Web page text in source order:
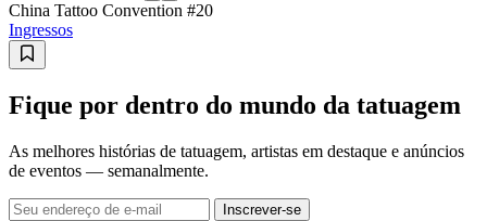
China Tattoo Convention #20
Ingressos
Fique por dentro do mundo da tatuagem
As melhores histórias de tatuagem, artistas em destaque e anúncios
de eventos — semanalmente.
Inscrever-se